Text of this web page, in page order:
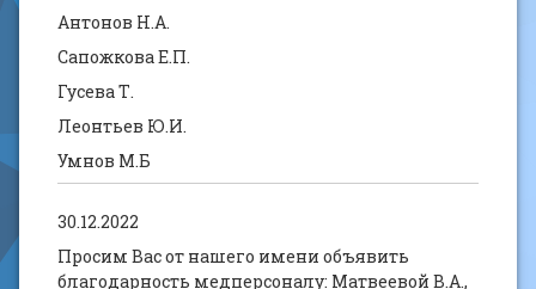
Антонов Н.А.
Сапожкова Е.П.
Гусева Т.
Леонтьев Ю.И.
Умнов М.Б
30.12.2022
Просим Вас от нашего имени объявить
благодарность медперсоналу: Матвеевой В.А.,